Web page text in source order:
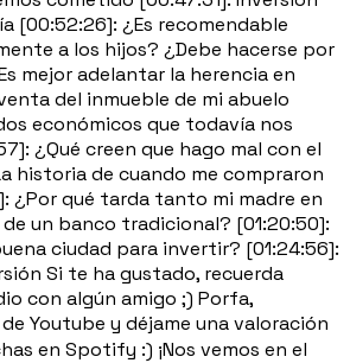
[00:52:26]: ¿Es recomendable
a los hijos? ¿Debe hacerse por
mejor adelantar la herencia en
del inmueble de mi abuelo
económicos que todavía nos
¿Qué creen que hago mal con el
historia de cuando me compraron
¿Por qué tarda tanto mi madre en
un banco tradicional? [01:20:50]:
ciudad para invertir? [01:24:56]:
Si te ha gustado, recuerda
con algún amigo ;) Porfa,
Youtube y déjame una valoración
en Spotify :) ¡Nos vemos en el